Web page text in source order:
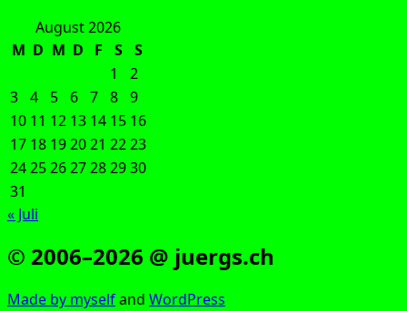
August 2026
M D M D F S
S
1
2
3 4 5 6 7 8 9
10 11 12 13 14 15 16
17 18 192021 2223
24252627282930
31
« Juli
© 2006–2026 @ juergs.ch
Made by mys­elfand Word­Press